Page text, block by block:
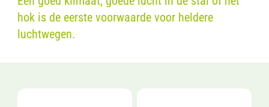
hok is de eerste voorwaarde voor heldere
luchtwegen.